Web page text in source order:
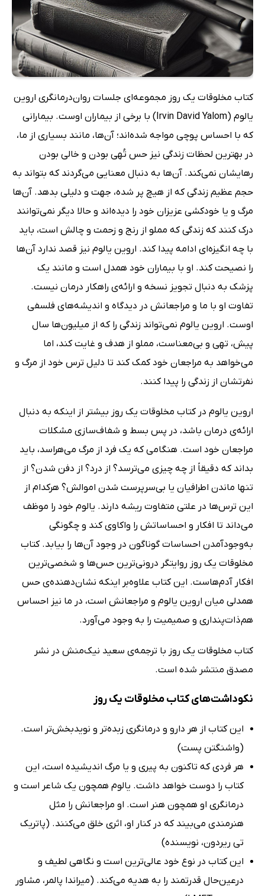
کتاب مخلوقات یک روز مجموعه‌ای جلسات روان‌درمانگری اروین
یالوم (Irvin David Yalom) با برخی از بیماران اوست. بیمارانی
که با احساس پوچی مواجه شده‌اند؛ آن‌ها، مانند بسیاری از ما،
در بهترین لحظات زندگی نیز حس تُهی بودن و خالی بودن
رهایشان نمی‌کند. آن‌ها به دنبال معنایی می‌گردند که بتواند به
حجم عظیم زندگی که از هیچ پر شده، جهت و دلیلی بدهد. آن‌ها
مرگ و یا خودکشی عزیزان خود را دیده‌اند و حالا دیگر نمی‌توانند
درک کنند که زندگی که مملو از رنج و زحمت و چالش است، باید
با چه انگیزه‌ای ادامه پیدا کند. اروین یالوم نیز قصد ندارد آن‌ها
را نصیحت کند. او با بیماران خود همدل است و مانند یک
پزشک به دنبال تجویز نسخه و ارائه‌ی راهکار درمان نیست.
تفاوت او با ما و مراجعانش در دیدگاه و اندیشه‌های فلسفی
اوست. اروین یالوم نمی‌تواند زندگی را که از میلیون‌ها سال
پیش، تهی و بی‌معناست، مملو از هدف و غایت کند، اما
می‌خواهد به مراجعان خود کمک کند تا دلیل ترس خود از مرگ و
نفرتشان از زندگی را پیدا کنند.
اروین یالوم در کتاب مخلوقات یک روز بیشتر از اینکه به دنبال
ارائه‌ی درمان باشد، در پس بسط و شفاف‌سازی مشکلات
مراجعان خود است. هنگامی که یک فرد از مرگ می‌هراسد، باید
بداند که دقیقاً از چه چیزی می‌ترسد؟ از درد؟ از دفن شدن؟ از
تنها ماندن اطرافیان یا بی‌سرپرست شدن اموالش؟ هرکدام از
این ترس‌ها در علتی متفاوت ریشه دارند. یالوم خود را موظف
می‌داند تا افکار و احساساتش را واکاوی کند و چگونگی
به‌وجودآمدن احساسات گوناگون در وجود آن‌ها را بیابد. کتاب
مخلوقات یک روز روایتگر درونی‌ترین حس‌ها و شخصی‌ترین
افکار آدم‌هاست. این کتاب علاوه‌بر اینکه نشان‌دهنده‌ی حس
همدلی میان اروین یالوم و مراجعانش است، در ما نیز احساس
هم‌ذات‌پنداری و صمیمیت را به وجود می‌آورد.
کتاب مخلوقات یک روز با ترجمه‌ی سعید نیک‌منش در نشر
مصدق منتشر شده است.
نکوداشت‌های کتاب مخلوقات یک روز
این کتاب از هر دارو و درمانگری زبده‌تر و نویدبخش‌تر است.
(واشنگتن پست)
هر فردی که تاکنون به پیری و یا مرگ اندیشیده است، این
کتاب را دوست خواهد داشت. یالوم همچون یک شاعر است و
درمانگری او همچون هنر است. او مراجعانش را مثل
هنرمندی می‌بیند که در کنار او، اثری خلق می‌کنند. (پاتریک
تی ریردون، نویسنده)
این کتاب در نوع خود عالی‌ترین است و نگاهی لطیف و
درعین‌حال قدرتمند را به هدیه می‌کند. (میراندا پالمر، مشاور